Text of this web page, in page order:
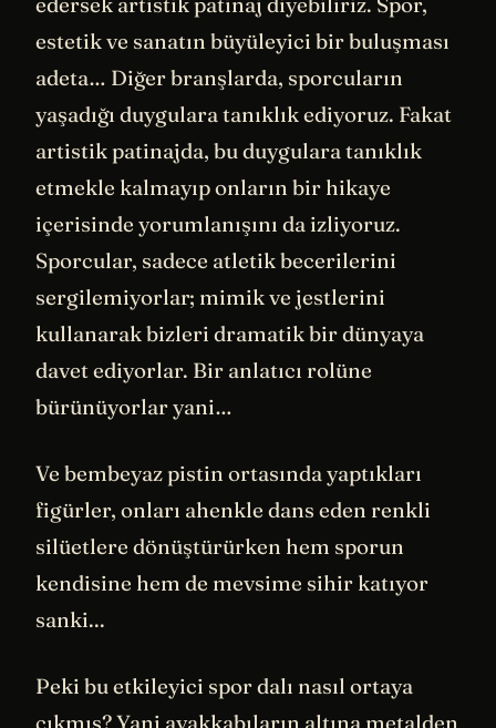
estetik ve sanatın büyüleyici bir buluşması
adeta… Diğer branşlarda, sporcuların
yaşadığı duygulara tanıklık ediyoruz. Fakat
artistik patinajda, bu duygulara tanıklık
etmekle kalmayıp onların bir hikaye
içerisinde yorumlanışını da izliyoruz.
Sporcular, sadece atletik becerilerini
sergilemiyorlar; mimik ve jestlerini
kullanarak bizleri dramatik bir dünyaya
davet ediyorlar. Bir anlatıcı rolüne
bürünüyorlar yani…
Ve bembeyaz pistin ortasında yaptıkları
figürler, onları ahenkle dans eden renkli
silüetlere dönüştürürken hem sporun
kendisine hem de mevsime sihir katıyor
sanki...
Peki bu etkileyici spor dalı nasıl ortaya
çıkmış? Yani ayakkabıların altına metalden